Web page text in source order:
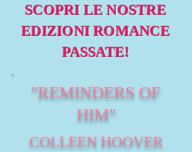
SCOPRI LE NOSTRE
EDIZIONI ROMANCE
PASSATE!
"REMINDERS OF
HIM"
COLLEEN HOOVER